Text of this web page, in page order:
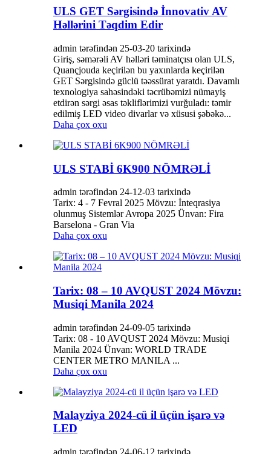
ULS GET Sərgisində İnnovativ AV
Həllərini Təqdim Edir
admin tərəfindən 25-03-20 tarixində
Giriş, səmərəli AV həlləri təminatçısı olan ULS,
Quançjouda keçirilən bu yaxınlarda keçirilən
GET Sərgisində güclü təəssürat yaratdı. Davamlı
texnologiya sahəsindəki təcrübəmizi nümayiş
etdirən sərgi əsas təkliflərimizi vurğuladı: təmir
edilmiş LED video divarlar və xüsusi şəbəkə...
Daha çox oxu
ULS STABİ 6K900 NÖMRƏLİ
admin tərəfindən 24-12-03 tarixində
Tarix: 4 - 7 Fevral 2025 Mövzu: İnteqrasiya
olunmuş Sistemlər Avropa 2025 Ünvan: Fira
Barselona - Gran Via
Daha çox oxu
Tarix: 08 – 10 AVQUST 2024 Mövzu:
Musiqi Manila 2024
admin tərəfindən 24-09-05 tarixində
Tarix: 08 - 10 AVQUST 2024 Mövzu: Musiqi
Manila 2024 Ünvan: WORLD TRADE
CENTER METRO MANILA ...
Daha çox oxu
Malayziya 2024-cü il üçün işarə və
LED